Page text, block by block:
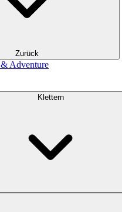
Zurück
Adventure
Klettern